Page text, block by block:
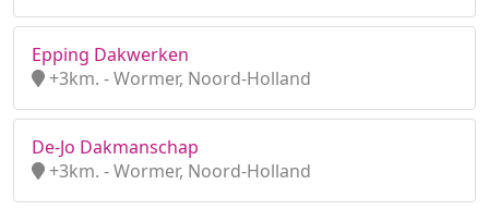
Epping Dakwerken
+3km. - Wormer, Noord-Holland
De-Jo Dakmanschap
+3km. - Wormer, Noord-Holland